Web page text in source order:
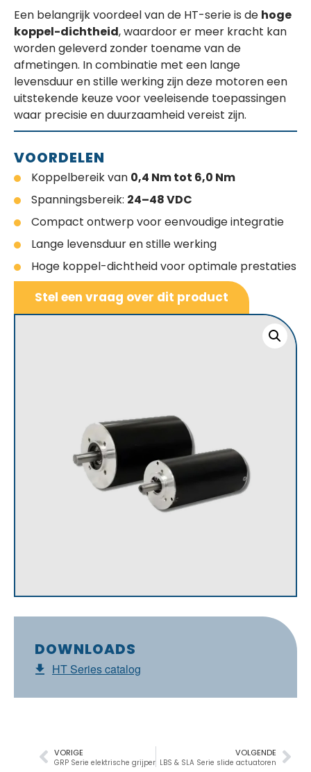
DOWNLOADS
HT Series catalog
Een belangrijk voordeel van de HT-serie is de hoge
koppel-dichtheid, waardoor er meer kracht kan
worden geleverd zonder toename van de
afmetingen. In combinatie met een lange
levensduur en stille werking zijn deze motoren een
uitstekende keuze voor veeleisende toepassingen
waar precisie en duurzaamheid vereist zijn.
VOORDELEN
Koppelbereik van 0,4 Nm tot 6,0 Nm
Spanningsbereik: 24–48 VDC
Compact ontwerp voor eenvoudige integratie
Lange levensduur en stille werking
Hoge koppel-dichtheid voor optimale prestaties
Stel een vraag over dit product
VOLGENDE
LBS & SLA Serie slide actuatoren
VORIGE
GRP Serie elektrische grijper